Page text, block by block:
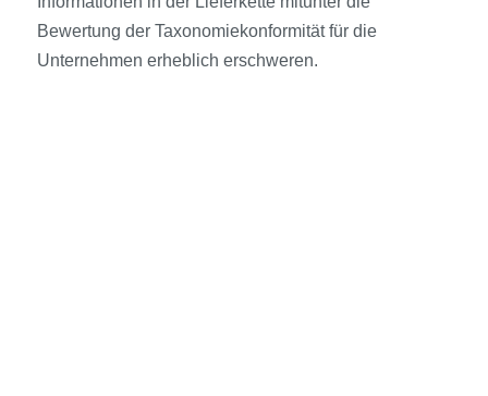
Bewertung der Taxonomiekonformität für die
Unternehmen erheblich erschweren.